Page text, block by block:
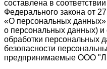
составлена в
Федерального закона от
«О персональных
о персональных данных) и
обработки персональных
безопасности
предпринимаемые ООО